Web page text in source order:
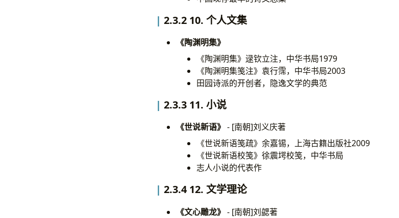
2.3.2 10. 个人文集
《陶渊明集》
《陶渊明集》逯钦立注，中华书局1979
《陶渊明集笺注》袁行霈，中华书局2003
田园诗派的开创者，隐逸文学的典范
2.3.3 11. 小说
《世说新语》 - [南朝]刘义庆著
《世说新语笺疏》余嘉锡，上海古籍出版社2009
《世说新语校笺》徐震堮校笺，中华书局
志人小说的代表作
2.3.4 12. 文学理论
《文心雕龙》 - [南朝]刘勰著